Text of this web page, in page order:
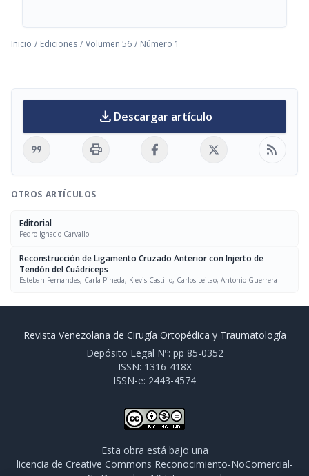
Inicio / Ediciones / Volumen 56 / Número 1
download Descargar artículo
format_quote print rss_feed
OTROS ARTÍCULOS
Editorial
Pedro Ignacio Carvallo
Reconstrucción de Ligamento Cruzado Anterior con Injerto de
Tendón del Cuádriceps
Esteban Fernandes, Carla Pineda, Klevis Castillo, Carlos Leitao, Antonio Guerrera
Revista Venezolana de Cirugía Ortopédica y Traumatología
Depósito Legal Nº: pp 85-0352
ISSN: 1316-418X
ISSN-e: 2443-4574
Esta obra está bajo una
licencia de Creative Commons Reconocimiento-NoComercial-